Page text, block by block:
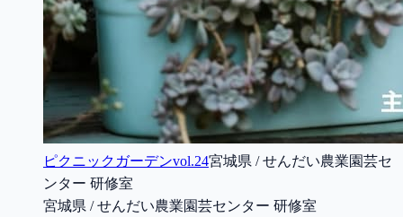
ピクニックガーデンvol.24宮城県 / せんだい農業園芸セ
ンター 研修室
宮城県 / せんだい農業園芸センター 研修室